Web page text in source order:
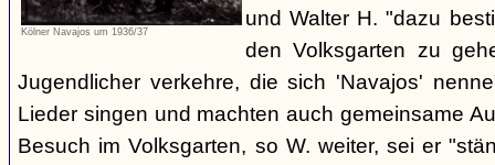
Kölner Navajos um 1936/37
und Walter H. "dazu
den Volksgarten zu
Jugendlicher verkehre, die sich 'Navajos'
Lieder singen und machten auch gemeinsame
Besuch im Volksgarten, so W. weiter, sei er